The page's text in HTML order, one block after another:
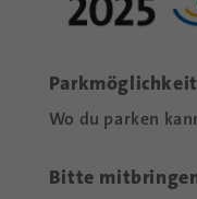
Wo du par­ken
Bitte